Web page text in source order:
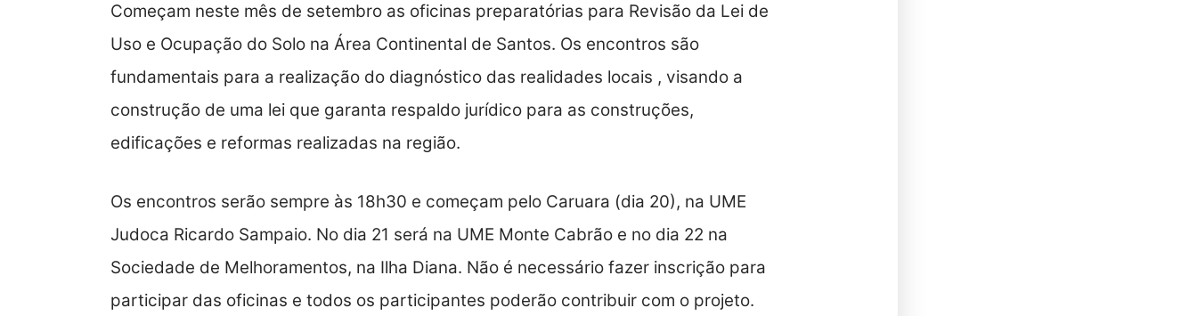
Começam neste mês de setembro as oficinas preparatórias para Revisão da Lei de
Uso e Ocupação do Solo na Área Continental de Santos. Os encontros são
fundamentais para a realização do diagnóstico das realidades locais , visando a
construção de uma lei que garanta respaldo jurídico para as construções,
edificações e reformas realizadas na região.
Os encontros serão sempre às 18h30 e começam pelo Caruara (dia 20), na UME
Judoca Ricardo Sampaio. No dia 21 será na UME Monte Cabrão e no dia 22 na
Sociedade de Melhoramentos, na Ilha Diana. Não é necessário fazer inscrição para
participar das oficinas e todos os participantes poderão contribuir com o projeto.